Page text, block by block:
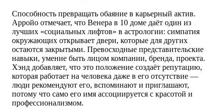
Способность превращать обаяние в карьерный актив.
Арройо отмечает, что Венера в 10 доме даёт один из
лучших «социальных лифтов» в астрологии: симпатия
окружающих открывает двери, которые для других
остаются закрытыми. Превосходные представительские
навыки, умение быть лицом компании, бренда, проекта.
Хэнд добавляет, что это положение создаёт репутацию,
которая работает на человека даже в его отсутствие —
люди рекомендуют его, вспоминают и приглашают,
потому что само его имя ассоциируется с красотой и
профессионализмом.